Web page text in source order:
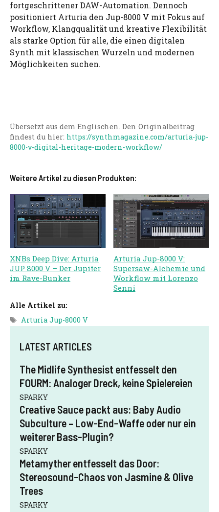
fortgeschrittener DAW-Automation. Dennoch
positioniert Arturia den Jup-8000 V mit Fokus auf
Workflow, Klangqualität und kreative Flexibilität
als starke Option für alle, die einen digitalen
Synth mit klassischen Wurzeln und modernen
Möglichkeiten suchen.
Übersetzt aus dem Englischen. Den Originalbeitrag
findest du hier: https://synthmagazine.com/arturia-jup-
8000-v-digital-heritage-modern-workflow/
Weitere Artikel zu diesen Produkten:
XNBs Deep Dive: Arturia
JUP 8000 V – Der Jupiter
im Rave-Bunker
Arturia Jup-8000 V:
Supersaw-Alchemie und
Workflow mit Lorenzo
Senni
Alle Artikel zu:
Schlagwörter
Arturia Jup-8000 V
LATEST ARTICLES
The Midlife Synthesist entfesselt den
FOURM: Analoger Dreck, keine Spielereien
SPARKY
Creative Sauce packt aus: Baby Audio
Subculture – Low-End-Waffe oder nur ein
weiterer Bass-Plugin?
SPARKY
Metamyther entfesselt das Door:
Stereosound-Chaos von Jasmine & Olive
Trees
SPARKY